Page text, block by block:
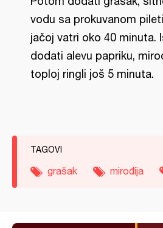
vodu sa prokuvanom
jačoj vatri oko 40 minuta.
dodati alevu papriku,
toploj ringli još 5 minuta.
TAGOVI
grašak mirođija